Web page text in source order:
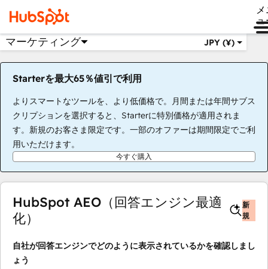
ュ
マーケティング JPY (¥)
Starterを最大65％値引で利用
よりスマートなツールを、より低価格で。月間または年間サブス
クリプションを選択すると、Starterに特別価格が適用されま
す。新規のお客さま限定です。一部のオファーは期間限定でご利
用いただけます。
今すぐ購入
HubSpot AEO（回答エンジン最適
化）
新
規
自社が回答エンジンでどのように表示されているかを確認しまし
ょう